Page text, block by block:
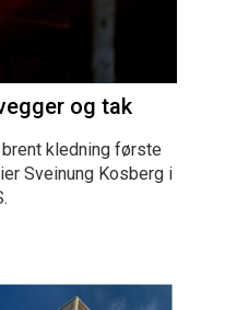
og tak
kledning første
Sveinung Kosberg i